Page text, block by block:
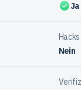
Ja
Nein